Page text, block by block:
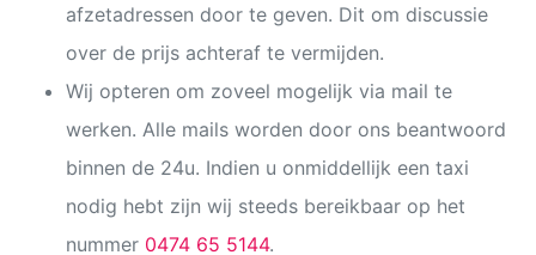
afzetadressen door te geven. Dit om discussie
over de prijs achteraf te vermijden.
Wij opteren om zoveel mogelijk via mail te
werken. Alle mails worden door ons beantwoord
binnen de 24u. Indien u onmiddellijk een taxi
nodig hebt zijn wij steeds bereikbaar op het
nummer 0474 65 5144.